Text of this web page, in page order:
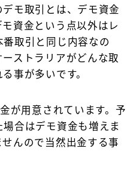
モ取引とは、デモ資金
資金という点以外はレ
取引と同じ内容なの
ストラリアがどんな取
事が多いです。
が用意されています。予
合はデモ資金も増えま
んので当然出金する事